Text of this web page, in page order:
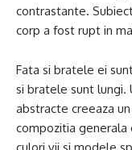
contrastante.
corp a fost rupt in
Fata si bratele ei
si bratele sunt lungi.
abstracte creeaza
compozitia